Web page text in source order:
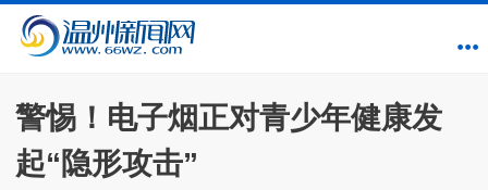
警惕！电子烟正对青少年健康发
起“隐形攻击”